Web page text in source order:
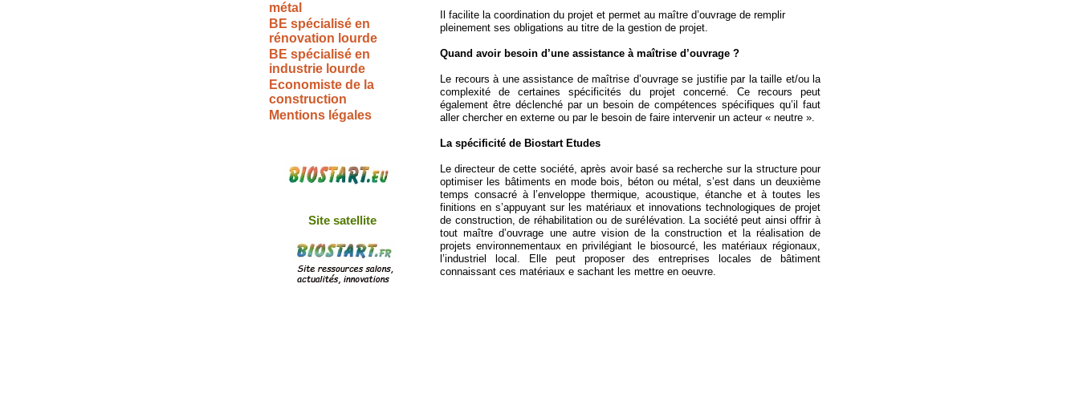
Il facilite la coordination du projet et permet au maître d’ouvrage de remplir
pleinement ses obligations au titre de la gestion de projet.
Quand avoir besoin d’une assistance à maîtrise d’ouvrage ?
Le recours à une assistance de maîtrise d’ouvrage se justifie par la taille et/ou la
complexité de certaines spécificités du projet concerné. Ce recours peut
également être déclenché par un besoin de compétences spécifiques qu’il faut
aller chercher en externe ou par le besoin de faire intervenir un acteur « neutre ».
La spécificité de Biostart Etudes
Le directeur de cette société, après avoir basé sa recherche sur la structure pour
optimiser les bâtiments en mode bois, béton ou métal, s’est dans un deuxième
temps consacré à l’enveloppe thermique, acoustique, étanche et à toutes les
finitions en s’appuyant sur les matériaux et innovations technologiques de projet
de construction, de réhabilitation ou de surélévation. La société peut ainsi offrir à
tout maître d’ouvrage une autre vision de la construction et la réalisation de
projets environnementaux en privilégiant le biosourcé, les matériaux régionaux,
l’industriel local. Elle peut proposer des entreprises locales de bâtiment
connaissant ces matériaux e sachant les mettre en oeuvre.
métal
BE spécialisé en
rénovation lourde
BE spécialisé en
industrie lourde
Economiste de la
construction
Mentions légales
Site satellite